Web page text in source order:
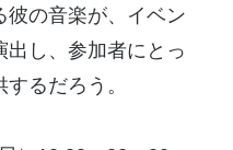
彼の音楽が、イベン
出し、参加者にとっ
るだろう。